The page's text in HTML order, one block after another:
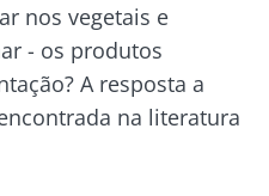
nos vegetais e
- os produtos
A resposta a
na literatura